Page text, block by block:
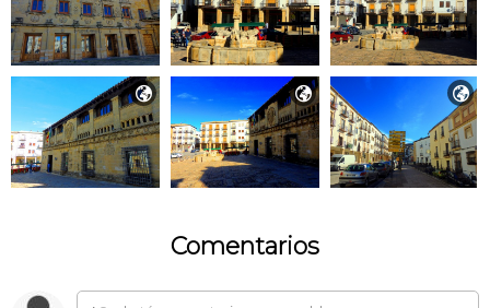
  
Comentarios